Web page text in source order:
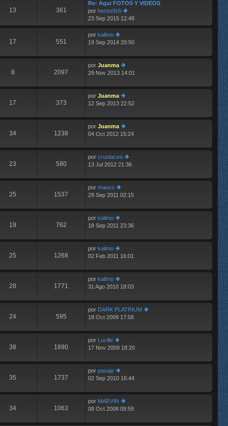
im
o
m
e
s
e
13 361
Re: Aqui FOTOS Y VIDEOS
por hectorfz6
er
últ
o
e
n
s
e
23 Sep 2015 12:48
17 551
por kalimo
er
im
o
m
n
s
aj
19 Sep 2014 20:50
8 2097
por Juanma
er
im
o
m
n
s
aj
29 Nov 2013 14:01
17 373
por Juanma
er
im
o
m
n
s
aj
12 Sep 2013 22:52
34 1238
por Juanma
er
im
o
m
n
aj
04 Oct 2012 15:24
23 580
por crustaceo
er
im
m
n
aj
13 Jul 2012 21:36
25 1537
por mauco
er
im
o
m
n
s
aj
29 Sep 2011 02:15
19 762
por kalimo
er
im
o
m
n
s
aj
18 Sep 2011 23:36
25 1268
por kalimo
er
im
o
m
n
s
aj
02 Feb 2011 16:01
28 1771
por kalimo
er
im
o
m
n
s
aj
31 Ago 2010 18:03
24 595
por DARK PLATINUM
im
n
18 Oct 2009 17:58
38 1890
por Lucille
er
im
o
m
n
s
aj
17 Nov 2009 18:20
35 1737
por pasaje
er
im
o
m
n
02 Sep 2010 16:44
34 1063
por MARVIN
er
im
08 Oct 2008 09:59